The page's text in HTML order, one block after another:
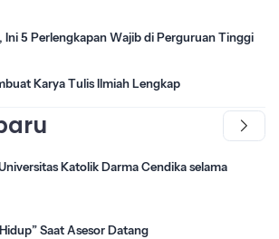
Ini 5 Perlengkapan Wajib di Perguruan Tinggi
Karya Tulis Ilmiah Lengkap
Katolik Darma Cendika selama
Saat Asesor Datang